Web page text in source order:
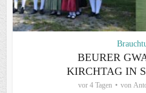
BEURER
KIRCHTAG IN
vor 4 Tagen von